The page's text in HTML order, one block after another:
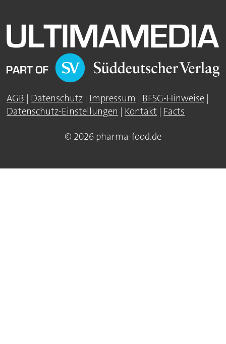
AGB | Datenschutz | Impressum | BFSG-Hinweise |
Datenschutz-Einstellungen | Kontakt | Facts
© 2026 pharma-food.de